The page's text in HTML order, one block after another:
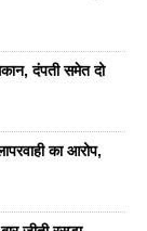
दंपती समेत दो
का आरोप,